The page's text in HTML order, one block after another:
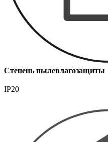
Степень пылевлагозащиты
IP20